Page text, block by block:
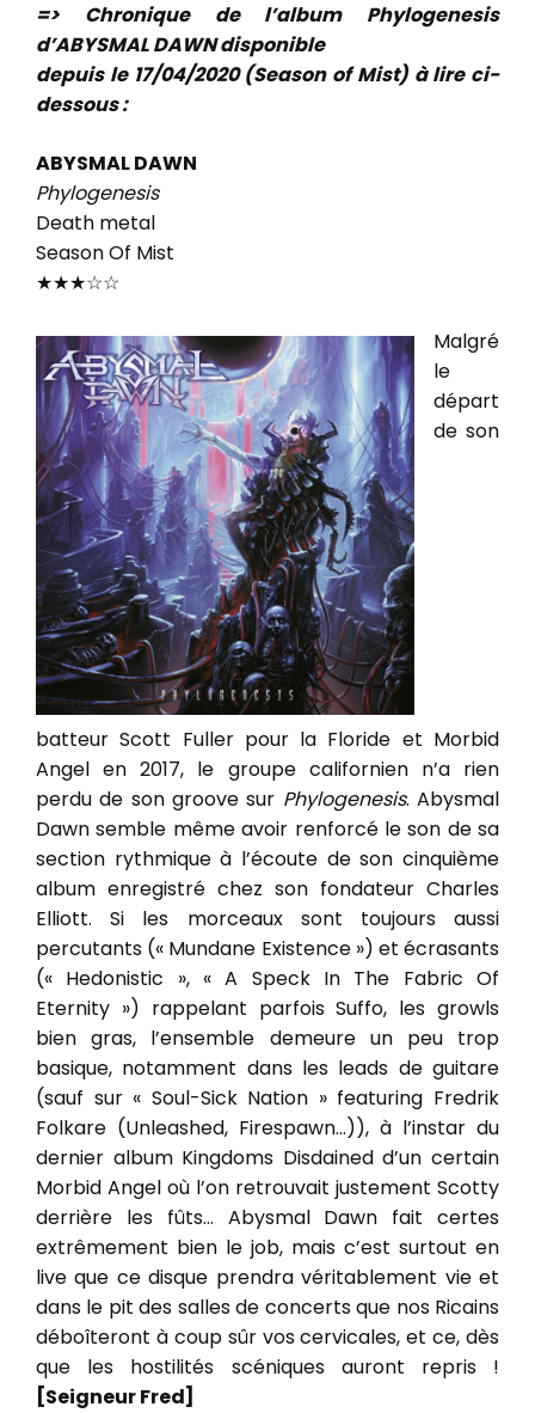
=> Chronique de l’album Phylogenesis
d’ABYSMAL DAWN disponible
depuis le 17/04/2020 (Season of Mist) à lire ci-
dessous :
ABYSMAL DAWN
Phylogenesis
Death metal
Season Of Mist
★★★☆☆
Malgré
le
départ
de son
batteur Scott Fuller pour la Floride et Morbid
Angel en 2017, le groupe californien n’a rien
perdu de son groove sur Phylogenesis. Abysmal
Dawn semble même avoir renforcé le son de sa
section rythmique à l’écoute de son cinquième
album enregistré chez son fondateur Charles
Elliott. Si les morceaux sont toujours aussi
percutants (« Mundane Existence ») et écrasants
(« Hedonistic », « A Speck In The Fabric Of
Eternity ») rappelant parfois Suffo, les growls
bien gras, l’ensemble demeure un peu trop
basique, notamment dans les leads de guitare
(sauf sur « Soul-Sick Nation » featuring Fredrik
Folkare (Unleashed, Firespawn…)), à l’instar du
dernier album Kingdoms Disdained d’un certain
Morbid Angel où l’on retrouvait justement Scotty
derrière les fûts… Abysmal Dawn fait certes
extrêmement bien le job, mais c’est surtout en
live que ce disque prendra véritablement vie et
dans le pit des salles de concerts que nos Ricains
déboîteront à coup sûr vos cervicales, et ce, dès
que les hostilités scéniques auront repris !
[Seigneur Fred]